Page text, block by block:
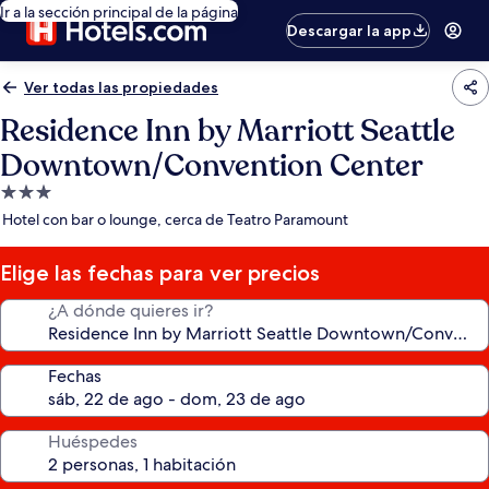
Ir a la sección principal de la página
Descargar la app
Ver todas las propiedades
Residence Inn by Marriott Seattle
Downtown/Convention Center
Propiedad
de
estrellas
Hotel con bar o lounge, cerca de Teatro Paramount
Elige las fechas para ver precios
¿A dónde quieres ir?
Fechas
Huéspedes